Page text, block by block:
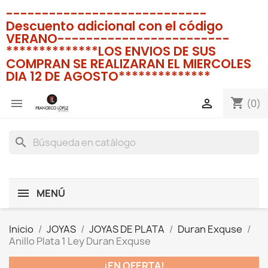
----------------------------
Descuento adicional con el código
VERANO------------------------
**************LOS ENVIOS DE SUS
COMPRAN SE REALIZARAN EL MIERCOLES
DIA 12 DE AGOSTO**************
 shopping_cart (0)

search
MENÚ
Inicio JOYAS JOYAS DE PLATA
Duran Exquse
Anillo Plata 1 Ley Duran Exquse